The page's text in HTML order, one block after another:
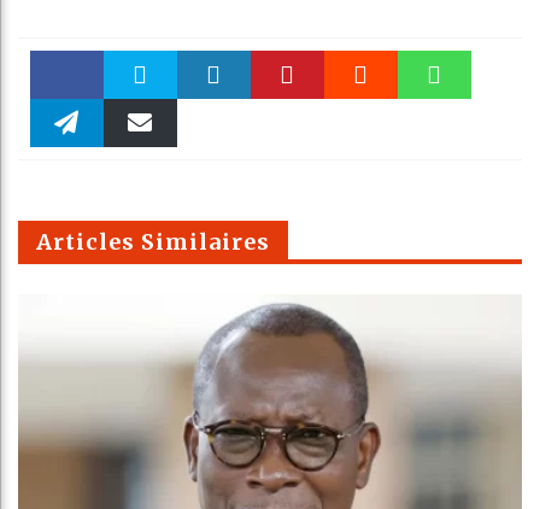
Faceboo Twitter
m
Articles Similaires